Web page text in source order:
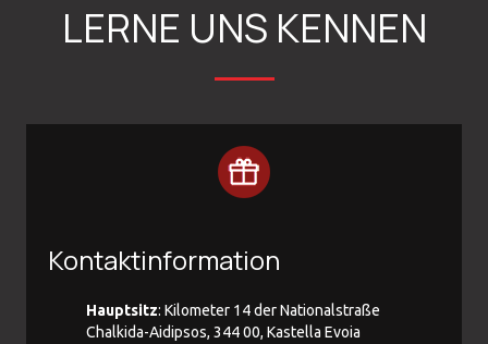
LERNE UNS KENNEN
Kontaktinformation
Hauptsitz: Kilometer 14 der Nationalstraße
Chalkida-Aidipsos, 344 00, Kastella Evoia